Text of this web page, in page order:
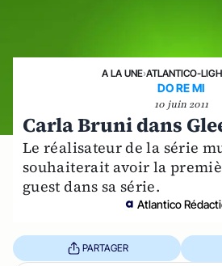
A LA UNE›ATLANTICO-
DO RE MI
10 juin 2011
Carla Bruni dans
Le réalisateur de la série
souhaiterait avoir la
guest dans sa série.
Atlantico
PARTAGER